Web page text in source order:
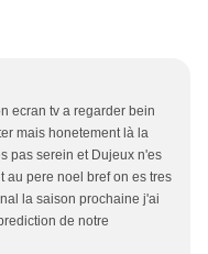
ecran tv a regarder bein
mais honetement là la
pas serein et Dujeux n'es
au pere noel bref on es tres
la saison prochaine j'ai
de notre